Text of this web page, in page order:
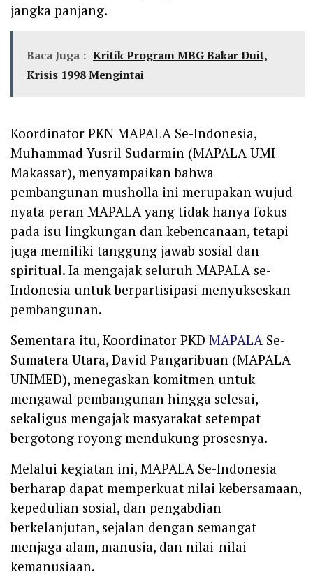
jangka panjang.
Baca Juga : ‎Kritik Program MBG Bakar Duit,
Krisis 1998 Mengintai
Koordinator PKN MAPALA Se-Indonesia,
Muhammad Yusril Sudarmin (MAPALA UMI
Makassar), menyampaikan bahwa
pembangunan musholla ini merupakan wujud
nyata peran MAPALA yang tidak hanya fokus
pada isu lingkungan dan kebencanaan, tetapi
juga memiliki tanggung jawab sosial dan
spiritual. Ia mengajak seluruh MAPALA se-
Indonesia untuk berpartisipasi menyukseskan
pembangunan.
Sementara itu, Koordinator PKD MAPALA Se-
Sumatera Utara, David Pangaribuan (MAPALA
UNIMED), menegaskan komitmen untuk
mengawal pembangunan hingga selesai,
sekaligus mengajak masyarakat setempat
bergotong royong mendukung prosesnya.
Melalui kegiatan ini, MAPALA Se-Indonesia
berharap dapat memperkuat nilai kebersamaan,
kepedulian sosial, dan pengabdian
berkelanjutan, sejalan dengan semangat
menjaga alam, manusia, dan nilai-nilai
kemanusiaan.